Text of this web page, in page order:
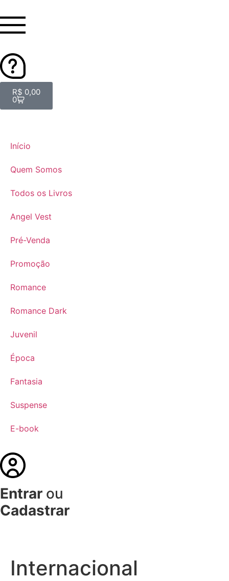
R$ 0,00
0
Início
Quem Somos
Todos os Livros
Angel Vest
Pré-Venda
Promoção
Romance
Romance Dark
Juvenil
Época
Fantasia
Suspense
E-book
Entrar ou
Cadastrar
Internacional